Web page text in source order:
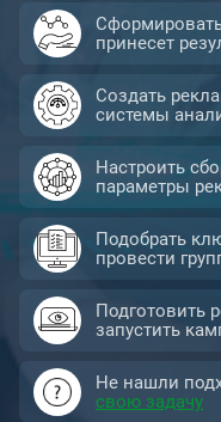
принесет
Создать
системы
Настроить
параметры
Подобрать
провести
Подготовить
запустить
Не нашли
свою задачу